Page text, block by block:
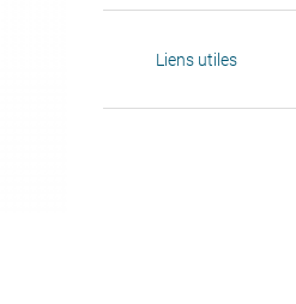
Liens utiles